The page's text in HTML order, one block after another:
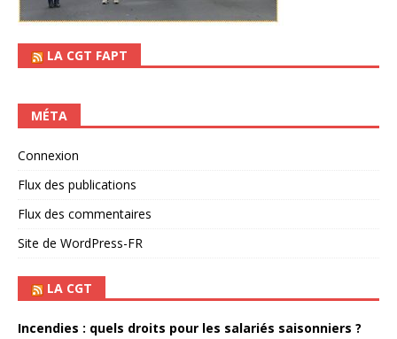
LA CGT FAPT
MÉTA
Connexion
Flux des publications
Flux des commentaires
Site de WordPress-FR
LA CGT
Incendies : quels droits pour les salariés saisonniers ?